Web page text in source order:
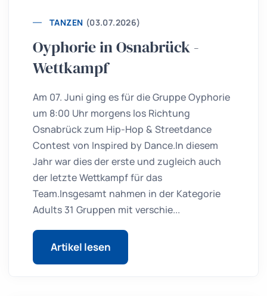
TANZEN (03.07.2026)
Oyphorie in Osnabrück -
Wettkampf
Am 07. Juni ging es für die Gruppe Oyphorie
um 8:00 Uhr morgens los Richtung
Osnabrück zum Hip-Hop & Streetdance
Contest von Inspired by Dance.In diesem
Jahr war dies der erste und zugleich auch
der letzte Wettkampf für das
Team.Insgesamt nahmen in der Kategorie
Adults 31 Gruppen mit verschie...
Artikel lesen